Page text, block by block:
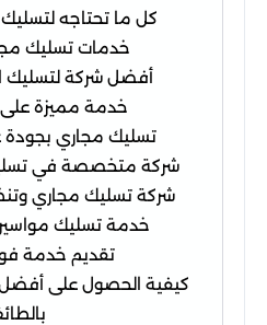
كل ما تحتاجه
خدمات تسليك مجاري
أفضل شركة لتسليك
خدمة مميزة على
تسليك مجاري بجودة
شركة متخصصة في
شركة تسليك مجاري
خدمة تسليك
تقديم خدمة
كيفية الحصول على